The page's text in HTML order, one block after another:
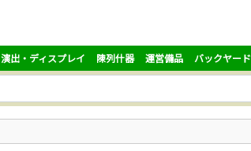
演出・ディスプレイ 陳列什器 運営備品 バックヤード